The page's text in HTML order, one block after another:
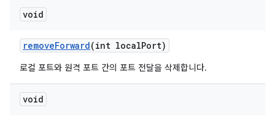
void
removeForward(int localPort)
로컬 포트와 원격 포트 간의 포트 전달을 삭제합니다.
void